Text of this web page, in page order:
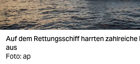
wahrheit
verlag
verlag
Auf dem Rettungsschiff harrten zahlreiche
aus
Foto: ap